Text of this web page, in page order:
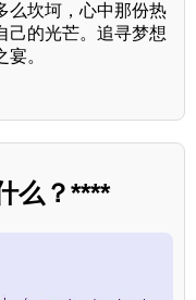
么坎坷，心中那份热
己的光芒。追寻梦想
。
么？****